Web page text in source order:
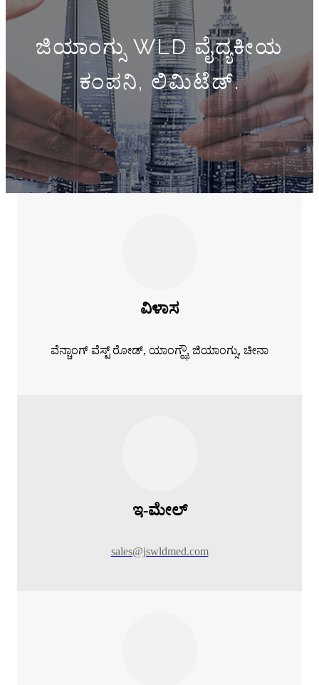
ಜಿಯಾಂಗ್ಸು WLD ವೈದ್ಯಕೀಯ
ಕಂಪನಿ, ಲಿಮಿಟೆಡ್.
ವಿಳಾಸ
ವೆನ್ಚಾಂಗ್ ವೆಸ್ಟ್ ರೋಡ್, ಯಾಂಗ್ಝೌ, ಜಿಯಾಂಗ್ಸು, ಚೀನಾ
ಇ-ಮೇಲ್
sales@jswldmed.com